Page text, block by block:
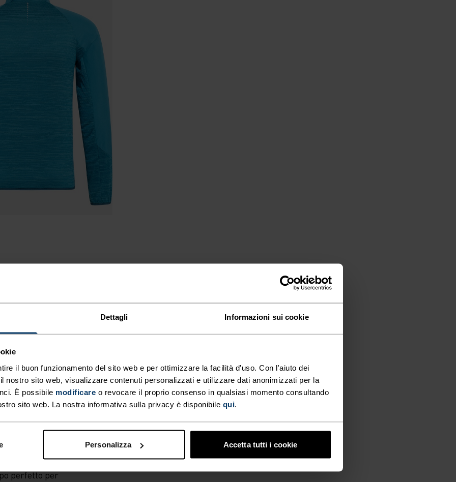
Dettagli Informazioni sui cookie
il buon funzionamento del sito web e per ottimizzare la facilità d'uso. Con l'aiuto dei
nostro sito web, visualizzare contenuti personalizzati e utilizzare dati anonimizzati per la
È possibile modificare o revocare il proprio consenso in qualsiasi momento consultando
sito web. La nostra informativa sulla privacy è disponibile qui.
Personalizza Accetta tutti i cookie
ma vuole restare
quando arrivi
è progettata
un pile a
perfetto per